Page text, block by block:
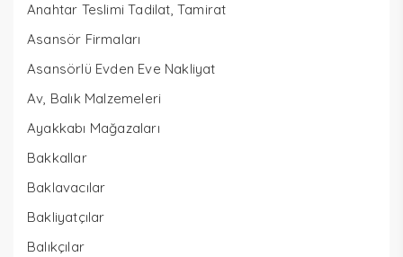
Anahtar Teslimi Tadilat, Tamirat
Asansör Firmaları
Asansörlü Evden Eve Nakliyat
Av, Balık Malzemeleri
Ayakkabı Mağazaları
Bakkallar
Baklavacılar
Bakliyatçılar
Balıkçılar